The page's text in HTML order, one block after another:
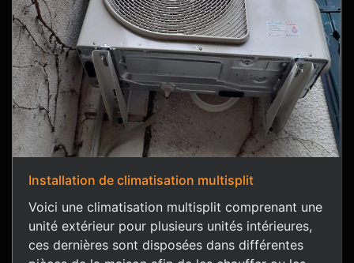
Installation de climatisation multisplit
Voici une climatisation multisplit comprenant une
unité extérieur pour plusieurs unités intérieures,
ces dernières sont disposées dans différentes